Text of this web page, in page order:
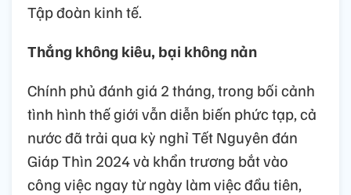
Tập đoàn kinh tế.
Thắng không kiêu, bại không nản
Chính phủ đánh giá 2 tháng, trong bối cảnh
tình hình thế giới vẫn diễn biến phức tạp, cả
nước đã trải qua kỳ nghỉ Tết Nguyên đán
Giáp Thìn 2024 và khẩn trương bắt vào
công việc ngay từ ngày làm việc đầu tiên,